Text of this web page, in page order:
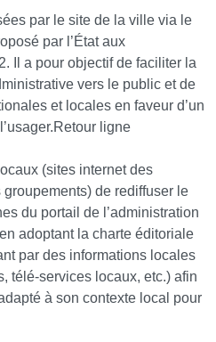
par le site de la ville via le
par l’État aux
Il a pour objectif de faciliter la
vers le public et de
et locales en faveur d’un
ligne
(sites internet des
de rediffuser le
du portail de l’administration
adoptant la charte éditoriale
par des informations locales
télé-services locaux, etc.) afin
à son contexte local pour